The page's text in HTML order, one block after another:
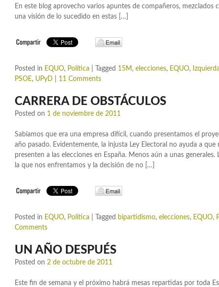
En este blog aprovecho varios apuntes de compañeros, mezclados
una visión de lo sucedido en estas […]
Posted in EQUO, Política Tagged 15M , elecciones, EQUO,
PSOE, UPyD 11 Comments
CARRERA DE OBSTÁCULOS
Posted on 1 de noviembre de 2011
Sabíamos que era una empresa difícil, cuando presentamos el
año pasado. Evidentemente, la injusta Ley Electoral no ayuda a
presenten a las elecciones en España. Menos aún a unas
la que nos enfrentamos y la decisión de no […]
Posted in EQUO, Política Tagged bipartidismo, elecciones, EQUO,
Comments
UN AÑO DESPUÉS
Posted on 2 de octubre de 2011
Este fin de semana y el próximo habrá mesas repartidas por toda